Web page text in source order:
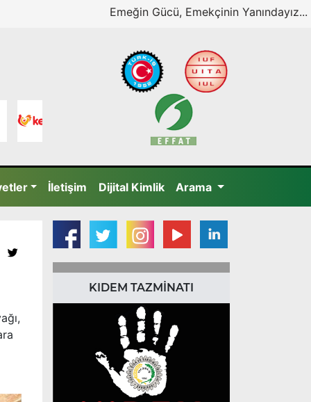
Emeğin Gücü, Emekçinin Yanındayız...
İletişim Dijital Kimlik Arama
KIDEM TAZMİNATI